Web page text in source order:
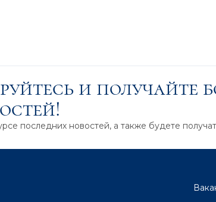
и получайте
последних новостей, а также будете